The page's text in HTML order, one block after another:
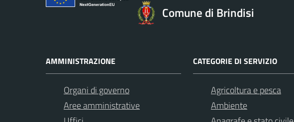
Comune di Brindisi
AMMINISTRAZIONE
Organi di governo
Aree amministrative
CATEGORIE DI SERVIZIO
Agricoltura e pesca
Ambiente